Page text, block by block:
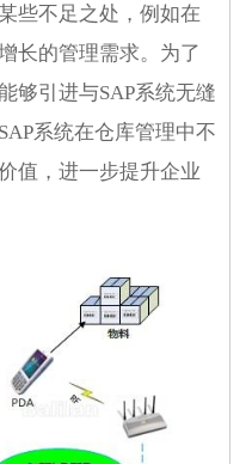
些不足之处，例如在
长的管理需求。为了
够引进与SAP系统无缝
系统在仓库管理中不
值，进一步提升企业